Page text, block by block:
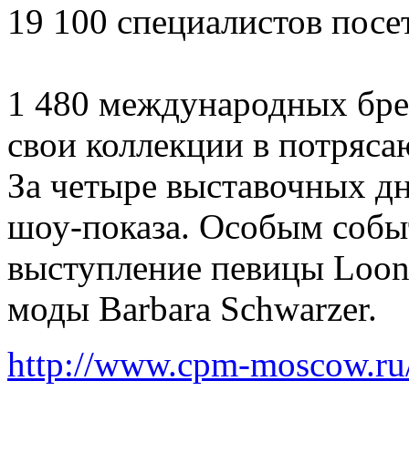
19 100 специалистов
1 480 международных
свои коллекции в
За четыре выставочных
шоу-показа. Особым
выступление певицы
моды Barbara Schwarzer.
http://www.cpm-